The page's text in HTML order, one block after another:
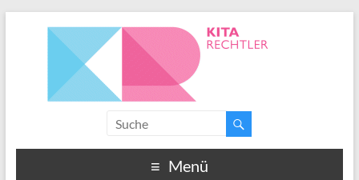
Menü